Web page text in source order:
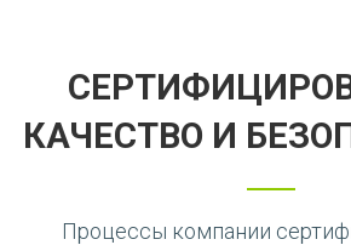
КАЧЕСТВО И
Процессы компании